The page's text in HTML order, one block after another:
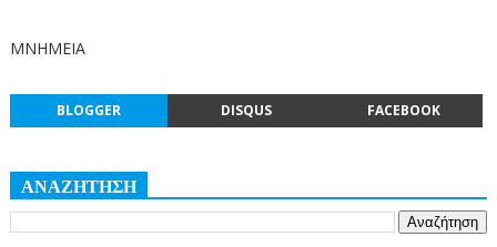
ΜΝΗΜΕΙΑ
BLOGGER DISQUS FACEBOOK
ΑΝΑΖΗΤΗΣΗ